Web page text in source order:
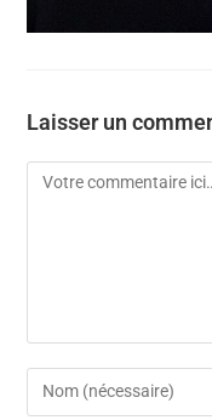
Laisser un